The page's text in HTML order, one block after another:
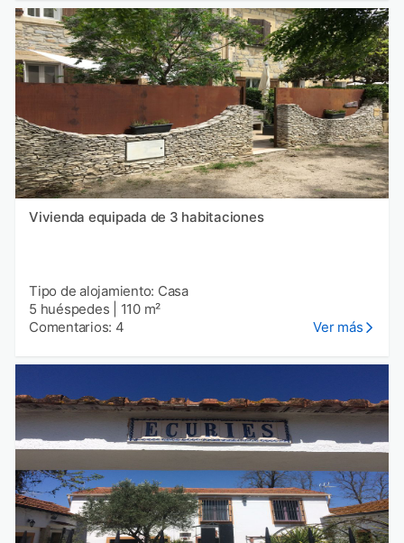
Vivienda equipada de 3 habitaciones
Tipo de alojamiento: Casa
5 huéspedes
110 m²
Comentarios: 4
Ver más